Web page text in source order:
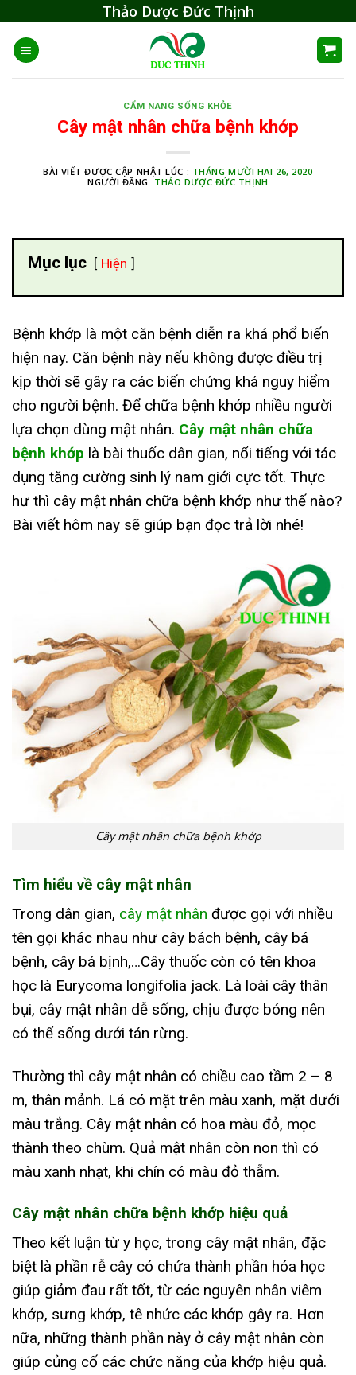
content
Thảo Dược Đức Thịnh
CẨM NANG SỐNG KHỎE
Cây mật nhân chữa bệnh khớp
BÀI VIẾT ĐƯỢC CẬP NHẬT LÚC : THÁNG MƯỜI HAI 26, 2020
NGƯỜI ĐĂNG: THẢO DƯỢC ĐỨC THỊNH
Mục lục Hiện
Bệnh khớp là một căn bệnh diễn ra khá phổ biến
hiện nay. Căn bệnh này nếu không được điều trị
kịp thời sẽ gây ra các biến chứng khá nguy hiểm
cho người bệnh. Để chữa bệnh khớp nhiều người
lựa chọn dùng mật nhân. Cây mật nhân chữa
bệnh khớp là bài thuốc dân gian, nổi tiếng với tác
dụng tăng cường sinh lý nam giới cực tốt. Thực
hư thì cây mật nhân chữa bệnh khớp như thế nào?
Bài viết hôm nay sẽ giúp bạn đọc trả lời nhé!
Cây mật nhân chữa bệnh khớp
Tìm hiểu về cây mật nhân
Trong dân gian, cây mật nhân được gọi với nhiều
tên gọi khác nhau như cây bách bệnh, cây bá
bệnh, cây bá bịnh,…Cây thuốc còn có tên khoa
học là Eurycoma longifolia jack. Là loài cây thân
bụi, cây mật nhân dễ sống, chịu được bóng nên
có thể sống dưới tán rừng.
Thường thì cây mật nhân có chiều cao tầm 2 – 8
m, thân mảnh. Lá có mặt trên màu xanh, mặt dưới
màu trắng. Cây mật nhân có hoa màu đỏ, mọc
thành theo chùm. Quả mật nhân còn non thì có
màu xanh nhạt, khi chín có màu đỏ thẫm.
Cây mật nhân chữa bệnh khớp hiệu quả
Theo kết luận từ y học, trong cây mật nhân, đặc
biệt là phần rễ cây có chứa thành phần hóa học
giúp giảm đau rất tốt, từ các nguyên nhân viêm
khớp, sưng khớp, tê nhức các khớp gây ra. Hơn
nữa, những thành phần này ở cây mật nhân còn
giúp củng cố các chức năng của khớp hiệu quả.